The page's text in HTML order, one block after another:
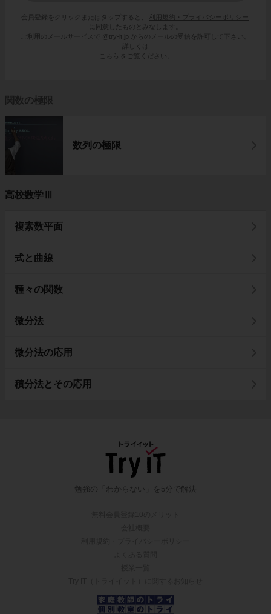
会員登録をクリックまたはタップすると、
利用規約・プライバシーポリシー
に同意したものとみなします。
ご利用のメールサービスで @try-it.jp からのメールの受信を許可して下さい。
詳しくは
こちら
をご覧ください。
関数の極限
数列の極限
高校数学Ⅲ
複素数平面
式と曲線
種々の関数
微分法
微分法の応用
積分法とその応用
勉強の「わからない」を5分で解決